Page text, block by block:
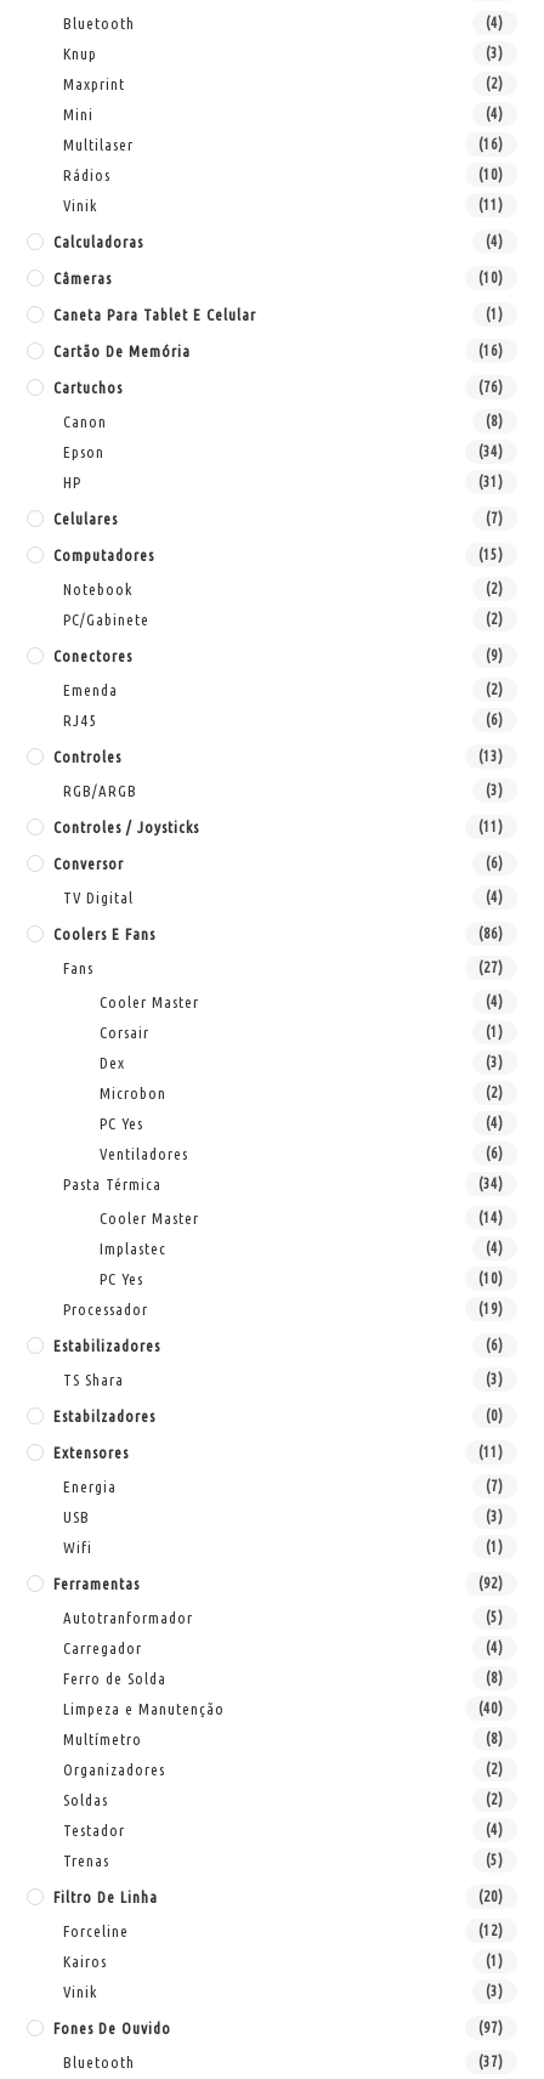
Bluetooth (4)
Knup (3)
Maxprint (2)
Mini (4)
Multilaser (16)
Rádios (10)
Vinik (11)
Calculadoras (4)
Câmeras (10)
Caneta Para Tablet E Celular (1)
Cartão De Memória (16)
Cartuchos (76)
Canon (8)
Epson (34)
HP (31)
Celulares (7)
Computadores (15)
Notebook (2)
PC/Gabinete (2)
Conectores (9)
Emenda (2)
RJ45 (6)
Controles (13)
RGB/ARGB (3)
Controles / Joysticks (11)
Conversor (6)
TV Digital (4)
Coolers E Fans (86)
Fans (27)
Cooler Master (4)
Corsair (1)
Dex (3)
Microbon (2)
PC Yes (4)
Ventiladores (6)
Pasta Térmica (34)
Cooler Master (14)
Implastec (4)
PC Yes (10)
Processador (19)
Estabilizadores (6)
TS Shara (3)
Estabilzadores (0)
Extensores (11)
Energia (7)
USB (3)
Wifi (1)
Ferramentas (92)
Autotranformador (5)
Carregador (4)
Ferro de Solda (8)
Limpeza e Manutenção (40)
Multímetro (8)
Organizadores (2)
Soldas (2)
Testador (4)
Trenas (5)
Filtro De Linha (20)
Forceline (12)
Kairos (1)
Vinik (3)
Fones De Ouvido (97)
Bluetooth (37)